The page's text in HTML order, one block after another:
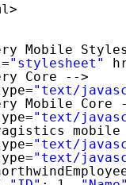
Mobile
"stylesheet"
Core -->
"text/
Mobile Core
"text/
mobile
"text/
"text/